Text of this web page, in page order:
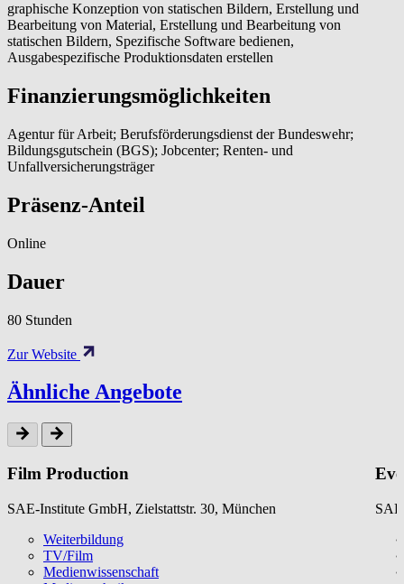
graphische Konzeption von statischen Bildern, Erstellung und
Bearbeitung von Material, Erstellung und Bearbeitung von
statischen Bildern, Spezifische Software bedienen,
Ausgabespezifische Produktionsdaten erstellen
Finanzierungsmöglichkeiten
Agentur für Arbeit; Berufsförderungsdienst der Bundeswehr;
Bildungsgutschein (BGS); Jobcenter; Renten- und
Unfallversicherungsträger
Präsenz-Anteil
Online
Dauer
80 Stunden
Zur Website
Ähnliche Angebote
Film Production
SAE-Institute GmbH, Zielstattstr. 30, München
Weiterbildung
TV/Film
Medienwissenschaft